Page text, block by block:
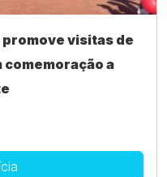
visitas de
a